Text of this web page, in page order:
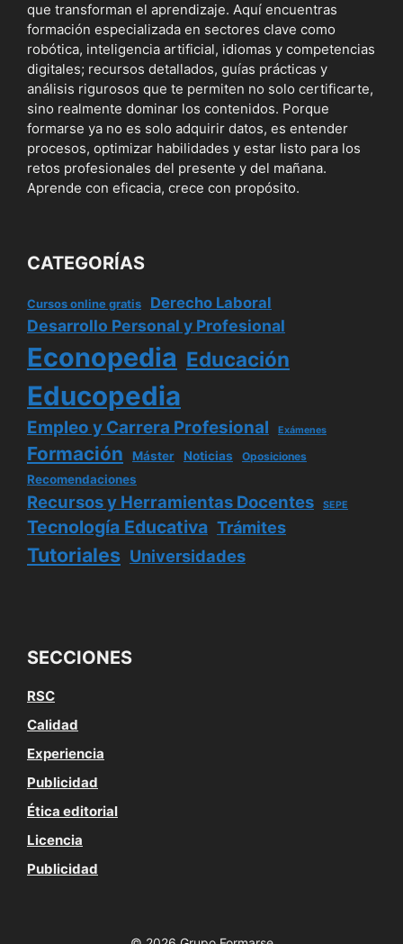
que transforman el aprendizaje. Aquí encuentras
formación especializada en sectores clave como
robótica, inteligencia artificial, idiomas y competencias
digitales; recursos detallados, guías prácticas y
análisis rigurosos que te permiten no solo certificarte,
sino realmente dominar los contenidos. Porque
formarse ya no es solo adquirir datos, es entender
procesos, optimizar habilidades y estar listo para los
retos profesionales del presente y del mañana.
Aprende con eficacia, crece con propósito.
CATEGORÍAS
Cursos online gratis Derecho Laboral
Desarrollo Personal y Profesional
Econopedia Educación
Educopedia
Empleo y Carrera Profesional Exámenes
Formación Máster Noticias Oposiciones
Recomendaciones
Recursos y Herramientas Docentes SEPE
Tecnología Educativa Trámites
Tutoriales Universidades
SECCIONES
RSC
Calidad
Experiencia
Publicidad
Ética editorial
Licencia
Publicidad